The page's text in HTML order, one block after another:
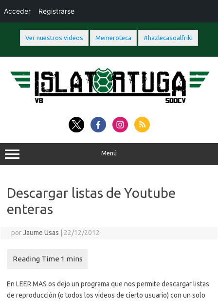
Ver nuestros videos Memeroteca #hazlecasoalfriki
contenido
Menú
Descargar listas de Youtube
enteras
porJaume Usas 22/12/2012
En LEER MAS os dejo un programa que nos permite descargar listas
de reproducción (o todos los videos de cierto usuario) con un solo
Acceder Registrarse